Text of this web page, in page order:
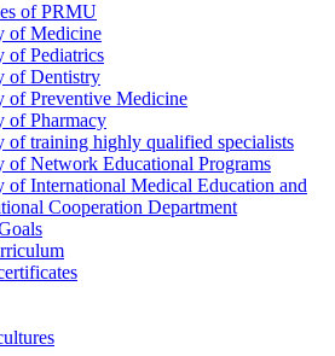
of PRMU
of Medicine
of Pediatrics
of Dentistry
of Preventive Medicine
of Pharmacy
of training highly qualified specialists
of Network Educational Programs
of International Medical Education and
Cooperation Department